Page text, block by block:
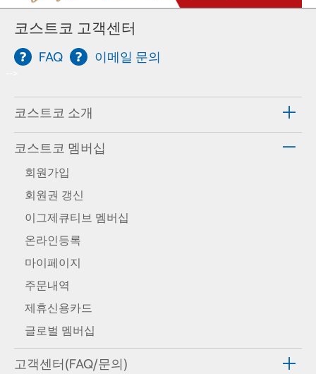
코스트코 고객센터
FAQ 이메일 문의
코스트코 소개
코스트코 멤버십
회원가입
회원권 갱신
이그제큐티브 멤버십
온라인등록
마이페이지
주문내역
제휴신용카드
글로벌 멤버십
고객센터(FAQ/문의)